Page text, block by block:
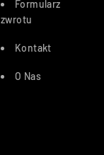
Formularz
zwrotu
Kontakt
O Nas